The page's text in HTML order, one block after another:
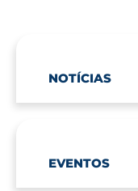
NOTÍCIAS
EVENTOS